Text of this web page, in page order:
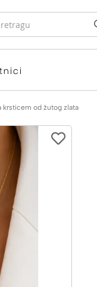
krsticem od žutog zlata